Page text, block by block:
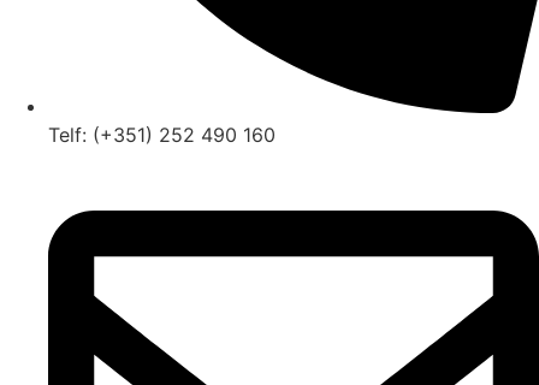
Telf: (+351) 252 490 160